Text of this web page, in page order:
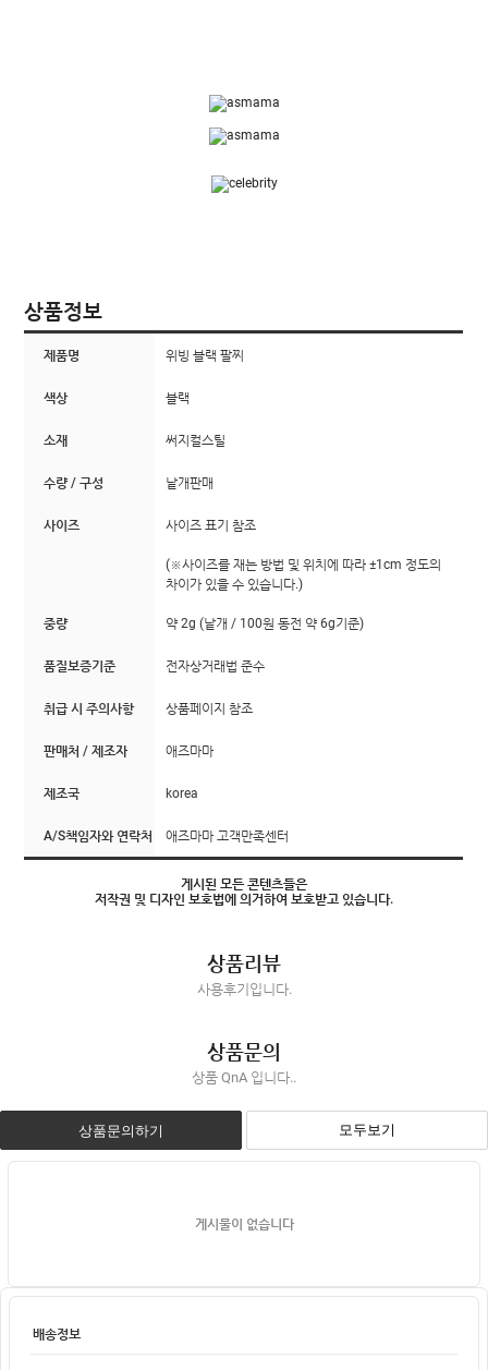
상품정보
제품명 위빙 블랙 팔찌
색상 블랙
소재 써지컬스틸
수량 / 구성 낱개판매
사이즈 사이즈 표기 참조
(※사이즈를 재는 방법 및 위치에 따라 ±1cm 정도의
차이가 있을 수 있습니다.)
중량 약 2g (낱개 / 100원 동전 약 6g기준)
품질보증기준 전자상거래법 준수
취급 시 주의사항 상품페이지 참조
판매처 / 제조자 애즈마마
제조국 korea
A/S책임자와 연락처 애즈마마 고객만족센터
게시된 모든 콘텐츠들은
저작권 및 디자인 보호법에 의거하여 보호받고 있습니다.
상품리뷰
사용후기입니다.
상품문의
상품 QnA 입니다..
상품문의하기 모두보기
게시물이 없습니다
배송정보